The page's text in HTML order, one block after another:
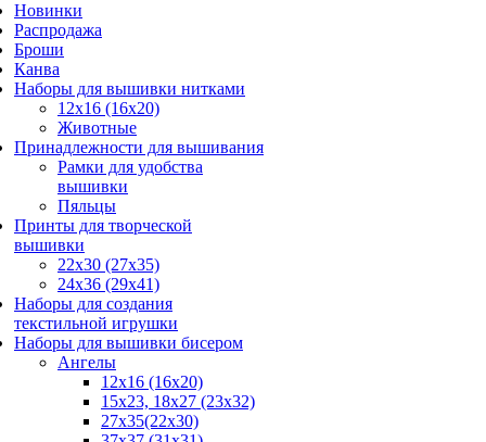
Новинки
Распродажа
Броши
Канва
Наборы для вышивки нитками
12x16 (16x20)
Животные
Принадлежности для вышивания
Рамки для удобства
вышивки
Пяльцы
Принты для творческой
вышивки
22х30 (27х35)
24х36 (29х41)
Наборы для создания
текстильной игрушки
Наборы для вышивки бисером
Ангелы
12х16 (16х20)
15x23, 18х27 (23х32)
27x35(22x30)